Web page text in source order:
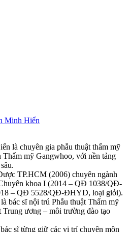
Minh Hiển
là chuyên gia phẫu thuật thẩm mỹ
mỹ Gangwhoo, với nền tảng
TP.HCM (2006) chuyên ngành
khoa I (2014 – QĐ 1038/QĐ-
– QĐ 5528/QĐ-ĐHYD, loại giỏi).
bác sĩ nội trú Phẫu thuật Thẩm mỹ
ương – môi trường đào tạo
sĩ từng giữ các vị trí chuyên môn